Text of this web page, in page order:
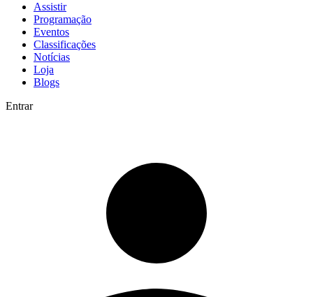
Assistir
Programação
Eventos
Classificações
Notícias
Loja
Blogs
Entrar